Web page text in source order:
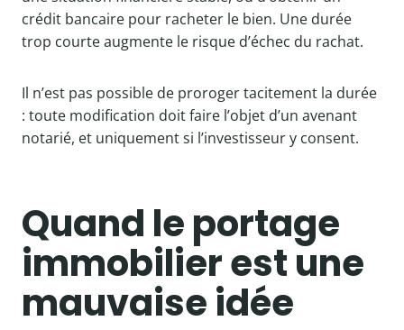
crédit bancaire pour racheter le bien. Une durée
trop courte augmente le risque d’échec du rachat.
Il n’est pas possible de proroger tacitement la durée
: toute modification doit faire l’objet d’un avenant
notarié, et uniquement si l’investisseur y consent.
Quand le portage
immobilier est une
mauvaise idée